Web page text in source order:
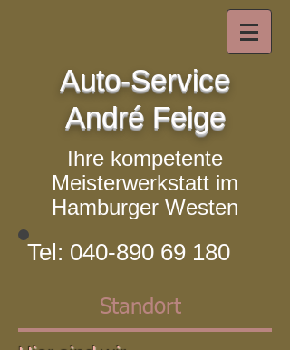
Auto-Service
André Feige
Ihre kompetente
Meisterwerkstatt im
Hamburger Westen
Tel: 040-890 69 180
Standort